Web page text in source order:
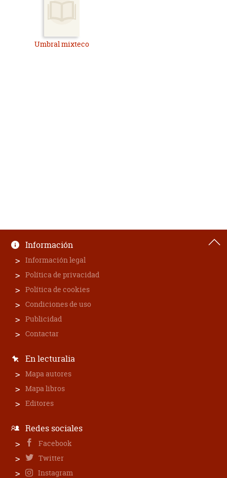
Umbral mixteco
Información
Información legal
Política de privacidad
Política de cookies
Condiciones de uso
Publicidad
Contactar
En lecturalia
Mapa autores
Mapa libros
Editores
Redes sociales
Facebook
Twitter
Instagram